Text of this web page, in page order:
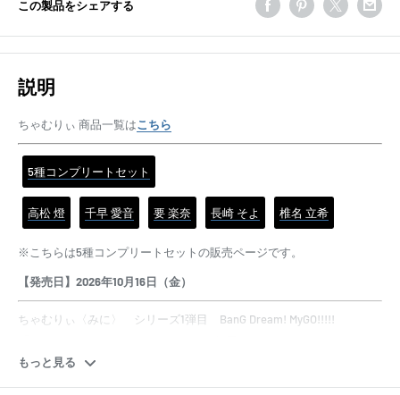
この製品をシェアする
説明
ちゃむりぃ 商品一覧はこちら
5種コンプリートセット
高松 燈 千早 愛音 要 楽奈 長崎 そよ 椎名 立希
※こちらは5種コンプリートセットの販売ページです。
【発売日】2026年10月16日（金）
ちゃむりぃ〈みに〉 シリーズ1弾目 BanG Dream! MyGO!!!!!
す。
もっと見る